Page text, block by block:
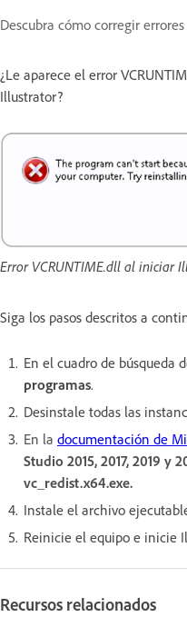
Descubra cómo corregir
¿Le aparece el error
Illustrator?
Error VCRUNTIME.dll al iniciar
Siga los pasos descritos a
En el cuadro de búsqueda
programas.
Desinstale todas las
En la documentación de
Studio 2015, 2017, 2019 y
vc_redist.x64.exe.
Instale el archivo
Reinicie el equipo e inicie
Recursos relacionados